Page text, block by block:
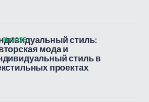
стиль:
мода и
стиль в
проектах
11-2025